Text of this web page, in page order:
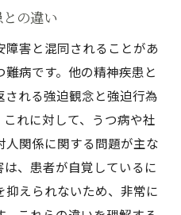
に役立つリソース
ポート方法
めの生活環境の整備
進する方法
のホリスティックアプ
の違い
害と混同されることがあ
病です。他の精神疾患と
れる強迫観念と強迫行為
れに対して、うつ病や社
関係に関する問題が主な
、患者が自覚しているに
えられないため、非常に